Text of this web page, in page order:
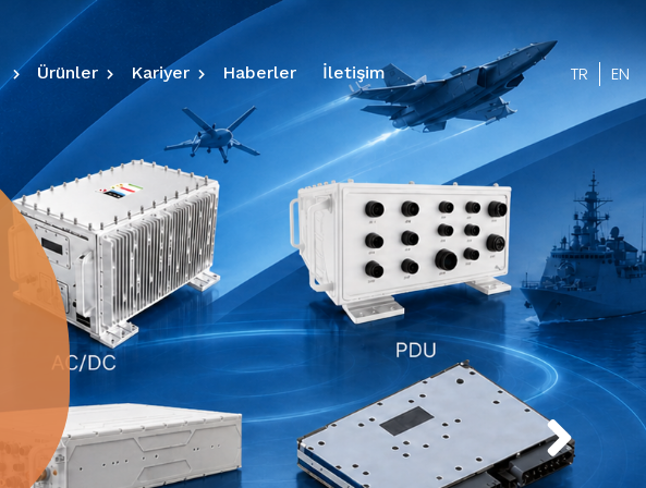
Ürünler Kariyer Haberler İletişim TR EN